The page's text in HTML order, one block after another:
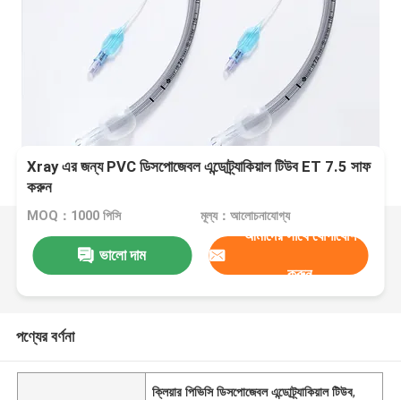
Xray এর জন্য PVC ডিসপোজেবল এন্ডোট্র্যাকিয়াল টিউব ET 7.5 সাফ
করুন
MOQ：1000 পিসি মূল্য：আলোচনাযোগ্য
ভালো দাম
আমাদের সাথে যোগাযোগ
করুন
পণ্যের বর্ণনা
ক্লিয়ার পিভিসি ডিসপোজেবল এন্ডোট্র্যাকিয়াল টিউব,